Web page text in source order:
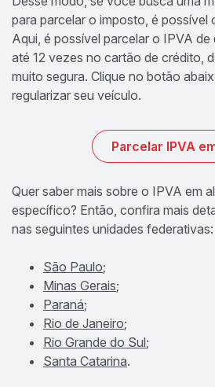
para parcelar o imposto, é possível
Aqui, é possível parcelar o IPVA de
até 12 vezes no cartão de crédito,
muito segura. Clique no botão
regularizar seu veículo.
Parcelar IPVA
Quer saber mais sobre o IPVA em
específico? Então, confira mais
nas seguintes unidades federativas:
São Paulo;
Minas Gerais;
Paraná;
Rio de Janeiro;
Rio Grande do Sul;
Santa Catarina.